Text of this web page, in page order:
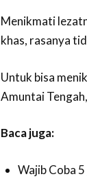
Menikmati
khas, rasanya
Untuk bisa
Amuntai
Baca juga:
Wajib Coba 5